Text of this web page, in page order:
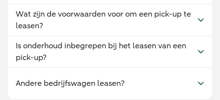
Wat zijn de voorwaarden voor om een pick-up te
leasen?
Is onderhoud inbegrepen bij het leasen van een
pick-up?
Andere bedrijfswagen leasen?